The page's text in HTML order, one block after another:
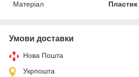
Матеріал
Пластик
Умови доставки
Нова Пошта
Укрпошта